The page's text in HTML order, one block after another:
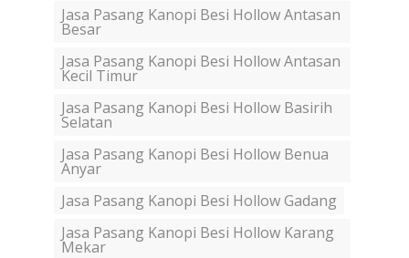
Jasa Pasang Kanopi Besi Hollow Antasan
Besar
Jasa Pasang Kanopi Besi Hollow Antasan
Kecil Timur
Jasa Pasang Kanopi Besi Hollow Basirih
Selatan
Jasa Pasang Kanopi Besi Hollow Benua
Anyar
Jasa Pasang Kanopi Besi Hollow Gadang
Jasa Pasang Kanopi Besi Hollow Karang
Mekar